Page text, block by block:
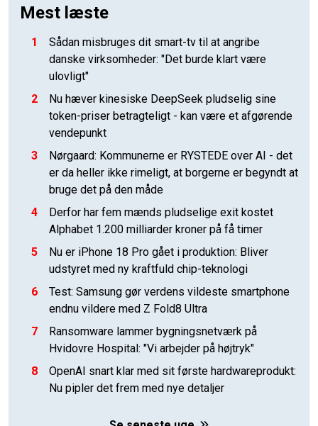
Mest læste
1
Sådan misbruges dit smart-tv til at angribe
danske virksomheder: "Det burde klart være
ulovligt"
2
Nu hæver kinesiske DeepSeek pludselig sine
token-priser betragteligt - kan være et afgørende
vendepunkt
3
Nørgaard: Kommunerne er RYSTEDE over AI - det
er da heller ikke rimeligt, at borgerne er begyndt at
bruge det på den måde
4
Derfor har fem mænds pludselige exit kostet
Alphabet 1.200 milliarder kroner på få timer
5
Nu er iPhone 18 Pro gået i produktion: Bliver
udstyret med ny kraftfuld chip-teknologi
6
Test: Samsung gør verdens vildeste smartphone
endnu vildere med Z Fold8 Ultra
7
Ransomware lammer bygningsnetværk på
Hvidovre Hospital: "Vi arbejder på højtryk"
8
OpenAI snart klar med sit første hardwareprodukt:
Nu pipler det frem med nye detaljer